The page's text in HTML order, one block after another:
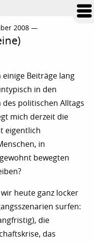
2008 —
einige Beiträge lang
in den
des politischen Alltags
mich derzeit die
eigentlich
in
bewegten
heute ganz locker
surfen:
die
das